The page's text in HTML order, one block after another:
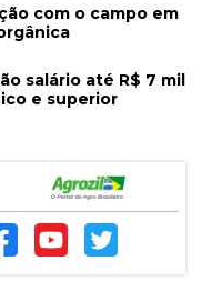
com o campo em
salário até R$ 7 mil
e superior